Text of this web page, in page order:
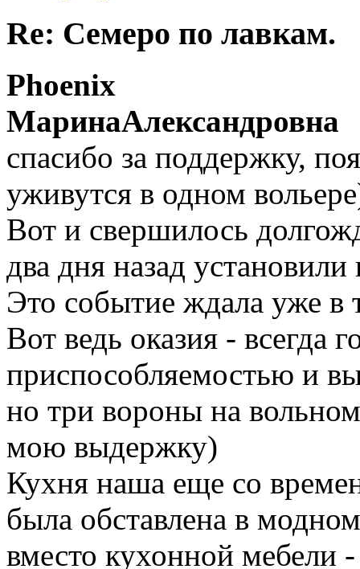
Re: Семеро по лавкам.
Phoenix
МаринаАлександровна
спасибо за поддержку,
уживутся в одном
Вот и свершилось
два дня назад
Это событие ждала уже в
Вот ведь оказия - всегда
приспособляемостью и
но три вороны на
мою выдержку)
Кухня наша еще со
была обставлена в
вместо кухонной мебели